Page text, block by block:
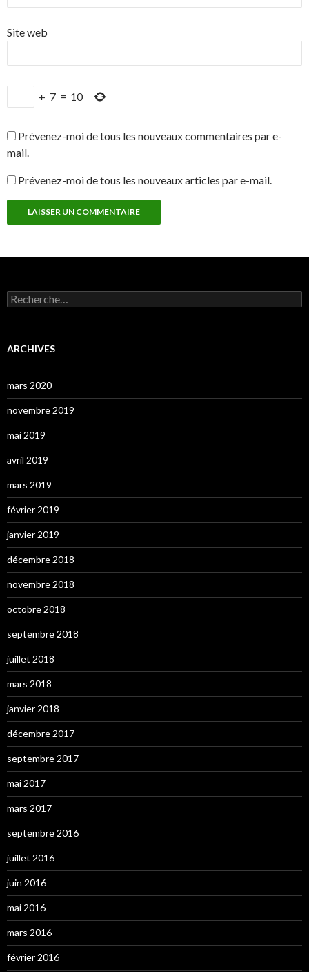
Site web
+ 7 = 10
Prévenez-moi de tous les nouveaux commentaires par e-
mail.
Prévenez-moi de tous les nouveaux articles par e-mail.
Rechercher :
ARCHIVES
mars 2020
novembre 2019
mai 2019
avril 2019
mars 2019
février 2019
janvier 2019
décembre 2018
novembre 2018
octobre 2018
septembre 2018
juillet 2018
mars 2018
janvier 2018
décembre 2017
septembre 2017
mai 2017
mars 2017
septembre 2016
juillet 2016
juin 2016
mai 2016
mars 2016
février 2016